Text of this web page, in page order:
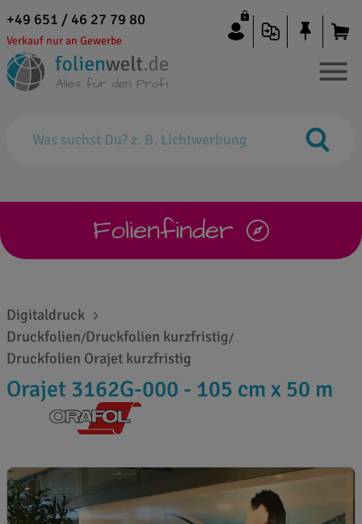
+49 651 / 46 27 79 80
Verkauf nur an Gewerbe
Folienfinder
Digitaldruck
Druckfolien/Druckfolien kurzfristig/
Druckfolien Orajet kurzfristig
Orajet 3162G-000 - 105 cm x 50 m